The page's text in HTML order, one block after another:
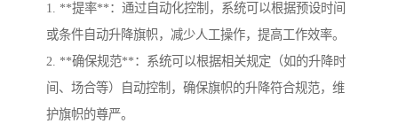
1. **提率**：通过自动化控制，系统可以根据预设时间
或条件自动升降旗帜，减少人工操作，提高工作效率。
2. **确保规范**：系统可以根据相关规定（如的升降时
间、场合等）自动控制，确保旗帜的升降符合规范，维
护旗帜的尊严。